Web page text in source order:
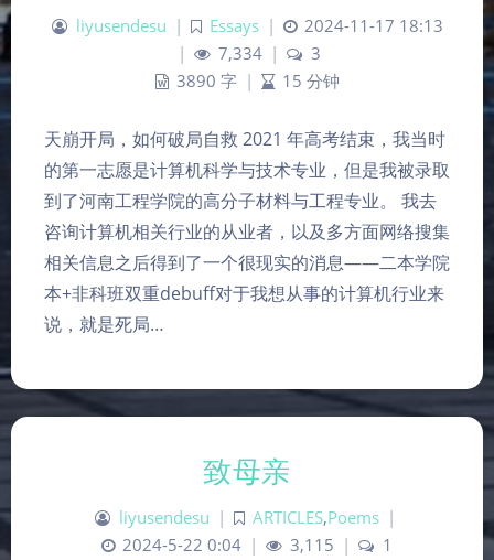
liyusendesu | Essays |
2024-11-17 18:13
|
7,334 |
3
3890 字 | 15 分钟
天崩开局，如何破局自救 2021 年高考结束，我当时
的第一志愿是计算机科学与技术专业，但是我被录取
到了河南工程学院的高分子材料与工程专业。 我去
咨询计算机相关行业的从业者，以及多方面网络搜集
相关信息之后得到了一个很现实的消息——二本学院
本+非科班双重debuff对于我想从事的计算机行业来
说，就是死局…
致母亲
liyusendesu | ARTICLES,Poems |
2024-5-22 0:04 | 3,115 |
1